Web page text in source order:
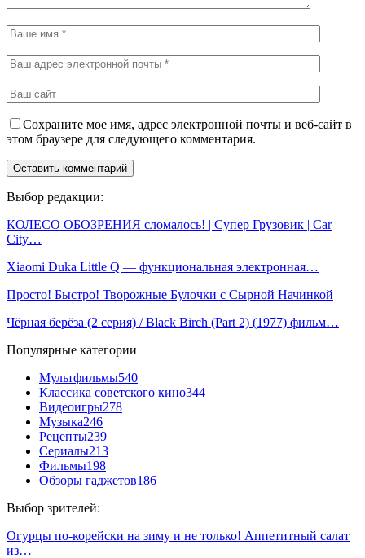
Сохраните мое имя, адрес электронной почты и веб-сайт в
этом браузере для следующего комментария.
Выбор редакции:
КОЛЕСО ОБОЗРЕНИЯ сломалось! | Супер Грузовик | Car
City…
Xiaomi Duka Little Q — функциональная электронная…
Просто! Быстро! Творожные Булочки с Сырной Начинкой
Чёрная берёза (2 серия) / Black Birch (Part 2) (1977) фильм…
Популярные категории
Мультфильмы540
Классика советского кино344
Видеоигры278
Музыка246
Рецепты239
Сериалы213
Фильмы198
Обзоры гаджетов186
Выбор зрителей:
Огурцы по-корейски на зиму и не только! Аппетитный салат
из…